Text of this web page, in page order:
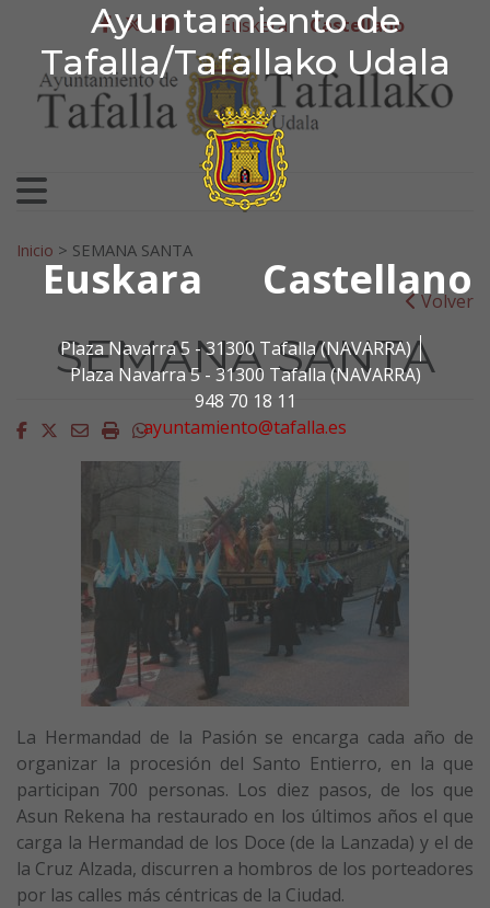
Ayuntamiento de
Tafalla/Tafallako Udala
Euskara Castellano
Plaza Navarra 5 - 31300 Tafalla (NAVARRA)
Plaza Navarra 5 - 31300 Tafalla (NAVARRA)
948 70 18 11
ayuntamiento@tafalla.es
Ir al contenido
Ayuntamiento de
facebook
twitter
youtube
Euskera Castellano
Search for:
Inicio > SEMANA SANTA
Volver
SEMANA SANTA
Facebook
Twitter
EmailImprimir
Whatsapp
La Hermandad de la Pasión se encarga cada año de
organizar la procesión del Santo Entierro, en la que
participan 700 personas. Los diez pasos, de los que
Asun Rekena ha restaurado en los últimos años el que
carga la Hermandad de los Doce (de la Lanzada) y el de
la Cruz Alzada, discurren a hombros de los porteadores
por las calles más céntricas de la Ciudad.